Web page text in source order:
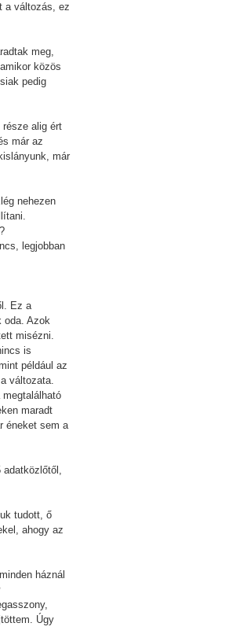
a változás, ez
meg,
közös
pedig
alig ért
már az
már
nehezen
legjobban
Ez a
oda. Azok
misézni.
is
például az
változata.
maradt
éneket sem a
adatközlőtől,
tudott, ő
ahogy az
háznál
Úgy